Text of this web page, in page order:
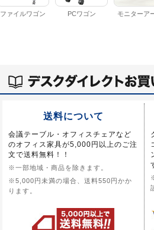
ファイルワゴン PCワゴン モニターア
送料について
会議テーブル・オフィスチェアなど
のオフィス家具が5,000円以上のご注
文で送料無料！！
※一部地域・商品を除きます。
※5,000円未満の場合、送料550円かか
ります。